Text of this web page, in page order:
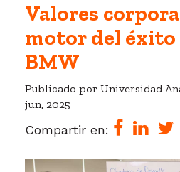
Valores
motor del éxito
BMW
Publicado por Universidad
jun, 2025
Compartir en: